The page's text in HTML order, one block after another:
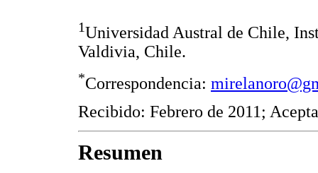
1Universidad Austral de Chile,
Valdivia, Chile.
*Correspondencia:
Recibido: Febrero de 2011;
Resumen